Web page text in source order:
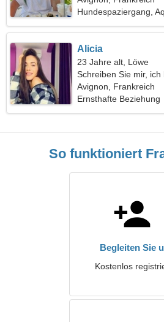
Hundespaziergang,
Alicia
23 Jahre alt, Löwe
Schreiben Sie mir,
Avignon, Frankreich
Ernsthafte Beziehung
So funktioniert
Begleiten Sie
Kostenlos